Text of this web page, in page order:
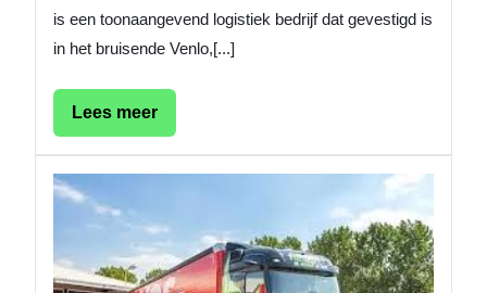
is een toonaangevend logistiek bedrijf dat gevestigd is
in het bruisende Venlo,[...]
Lees meerLees
meer
Rol
van